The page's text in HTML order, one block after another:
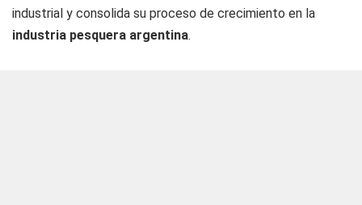
industrial y consolida su proceso de crecimiento en la
industria pesquera argentina.